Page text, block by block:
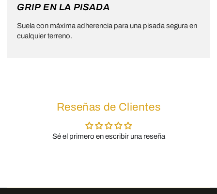
GRIP EN LA PISADA
Suela con máxima adherencia para una pisada segura en
cualquier terreno.
Reseñas de Clientes
Sé el primero en escribir una reseña